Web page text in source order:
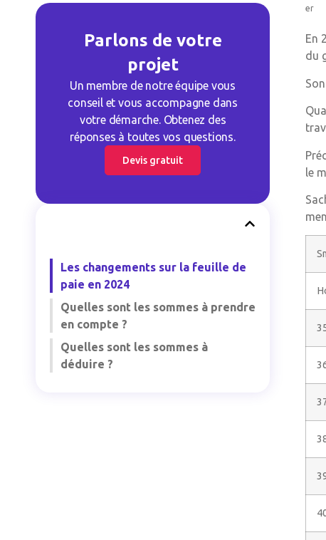
Parlons de votre
projet
Un membre de notre équipe vous
conseil et vous accompagne dans
votre démarche. Obtenez des
réponses à toutes vos questions.
Devis gratuit
Les changements sur la feuille de
paie en 2024
Quelles sont les sommes à prendre
en compte ?
Quelles sont les sommes à
déduire ?
er
En
du
le